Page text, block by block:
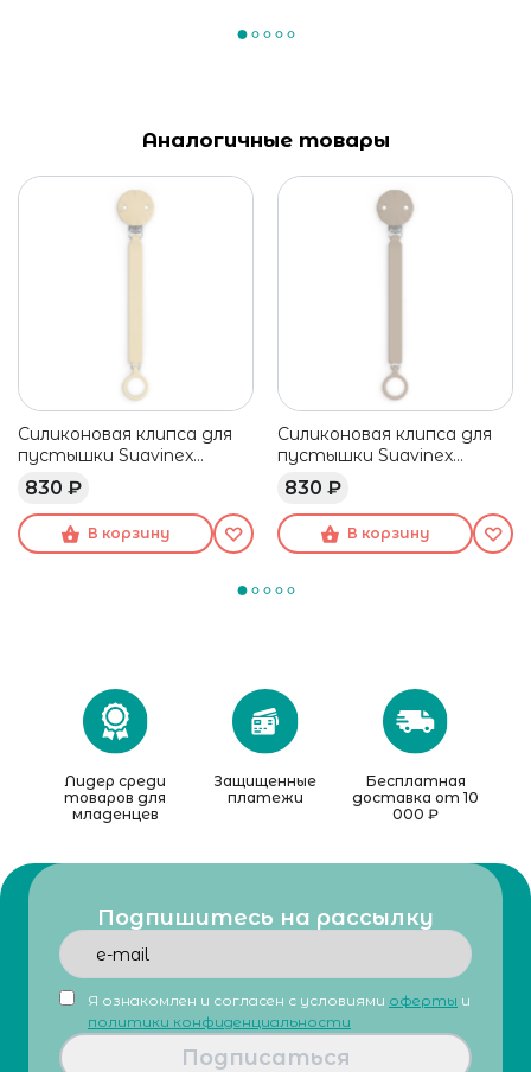
Аналогичные товары
Силиконовая клипса для
пустышки Suavinex
песочная
830 ₽
В корзину
Силиконовая клипса для
пустышки Suavinex
темно-бежевая
830 ₽
В корзину
Лидер среди
товаров для
младенцев
Защищенные
платежи
Бесплатная
доставка от 10
000 ₽
Подпишитесь на рассылку
Я ознакомлен и согласен с условиями оферты и
политики конфиденциальности
Подписаться